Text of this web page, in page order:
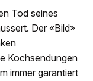
Tod seines
Der «Bild»
Kochsendungen
immer garantiert